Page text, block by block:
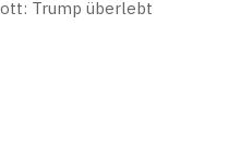
Trump überlebt